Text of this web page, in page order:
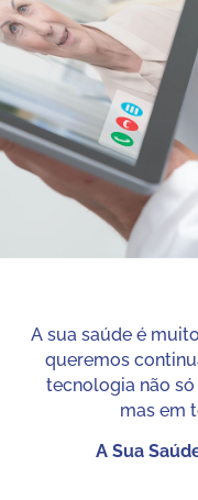
A sua saúde é
queremos
tecnologia não
mas em
A Sua